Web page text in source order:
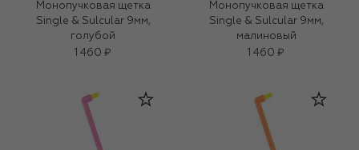
Монопучковая щетка
Single & Sulcular 9мм,
голубой
1 460 ₽
Монопучковая щетка
Single & Sulcular 9мм,
малиновый
1 460 ₽